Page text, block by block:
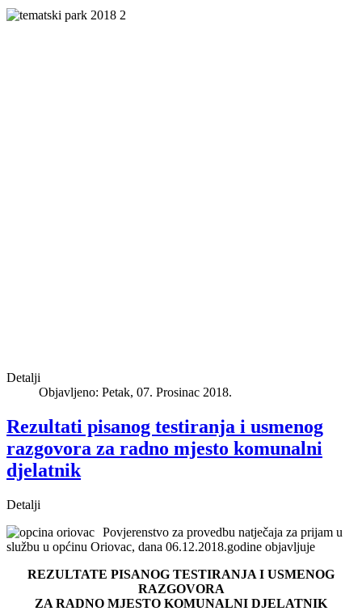
Detalji
Objavljeno: Petak, 07. Prosinac 2018.
Rezultati pisanog testiranja i usmenog
razgovora za radno mjesto komunalni
djelatnik
Detalji
Povjerenstvo za provedbu natječaja za prijam u
službu u općinu Oriovac, dana 06.12.2018.godine objavljuje
REZULTATE PISANOG TESTIRANJA I USMENOG
RAZGOVORA
ZA RADNO MJESTO KOMUNALNI DJELATNIK